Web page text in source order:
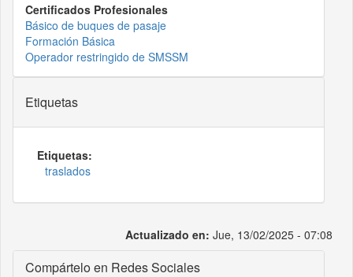
Certificados Profesionales
Básico de buques de pasaje
Formación Básica
Operador restringido de SMSSM
Etiquetas
Etiquetas:
traslados
Actualizado en: Jue, 13/02/2025 - 07:08
Compártelo en Redes Sociales